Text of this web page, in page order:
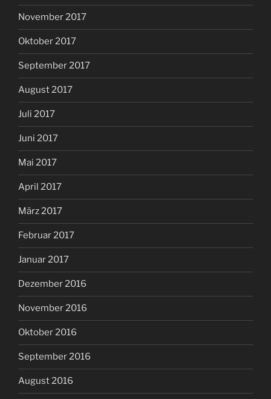
November 2017
Oktober 2017
September 2017
August 2017
Juli 2017
Juni 2017
Mai 2017
April 2017
März 2017
Februar 2017
Januar 2017
Dezember 2016
November 2016
Oktober 2016
September 2016
August 2016